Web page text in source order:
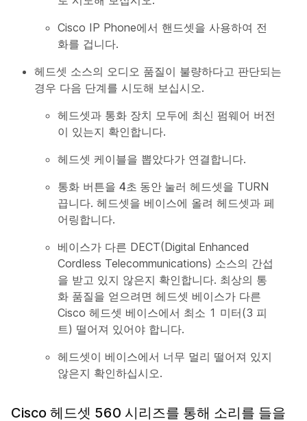
Cisco IP Phone에서 핸드셋을 사용하여 전
화를 겁니다.
헤드셋 소스의 오디오 품질이 불량하다고 판단되는
경우 다음 단계를 시도해 보십시오.
헤드셋과 통화 장치 모두에 최신 펌웨어 버전
이 있는지 확인합니다.
헤드셋 케이블을 뽑았다가 연결합니다.
통화 버튼을 4초 동안 눌러 헤드셋을 TURN
끕니다. 헤드셋을 베이스에 올려 헤드셋과 페
어링합니다.
베이스가 다른 DECT(Digital Enhanced
Cordless Telecommunications) 소스의 간섭
을 받고 있지 않은지 확인합니다. 최상의 통
화 품질을 얻으려면 헤드셋 베이스가 다른
Cisco 헤드셋 베이스에서 최소 1 미터(3 피
트) 떨어져 있어야 합니다.
헤드셋이 베이스에서 너무 멀리 떨어져 있지
않은지 확인하십시오.
Cisco 헤드셋 560 시리즈를 통해 소리를 들을